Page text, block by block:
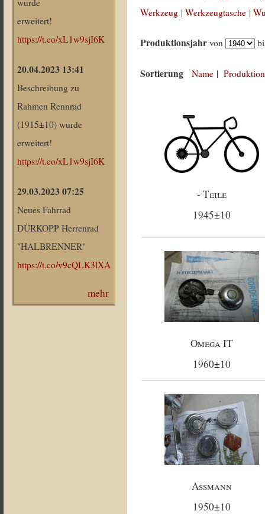
wurde
erweitert!
https://t.co/xL1w9sjI6K
20.04.2023 13:41
Beschreibung zu
Rahmen Rennrad
(1915±10) wurde
erweitert!
https://t.co/xL1w9sjI6K
29.03.2023 07:25
Neues Fahrrad
DÜRKOPP Herrenrad
"HALBRENNER"
https://t.co/v9cQLK3lXA
mehr
Werkzeug |Werkzeugtasche |
Produktionsjahr von
Sortierung Name |
- Teile
1945±10
Omega IT
1960±10
Assmann
1950±10